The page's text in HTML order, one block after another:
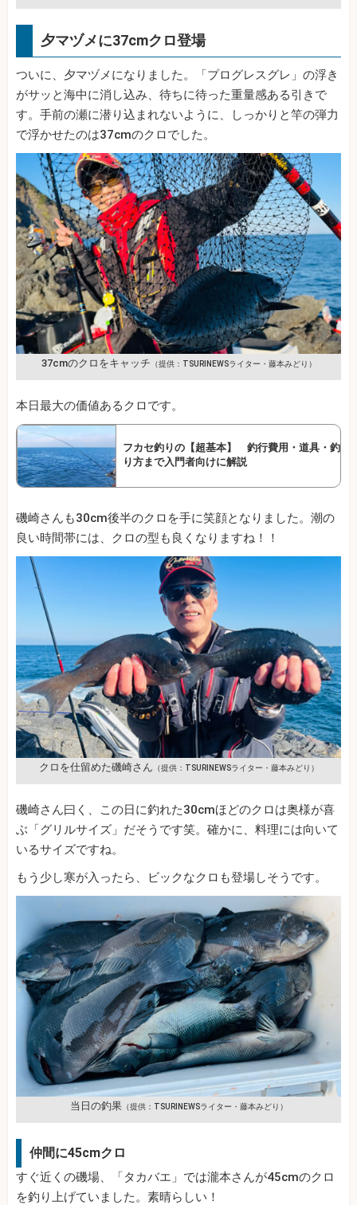
夕マヅメに37cmクロ登場
ついに、夕マヅメになりました。「プログレスグレ」の浮き
がサッと海中に消し込み、待ちに待った重量感ある引きで
す。手前の瀬に潜り込まれないように、しっかりと竿の弾力
で浮かせたのは37cmのクロでした。
37cmのクロをキャッチ （提供：TSURINEWSライター・藤本みどり）
本日最大の価値あるクロです。
フカセ釣りの【超基本】 釣行費用・道具・釣
り方まで入門者向けに解説
磯崎さんも30cm後半のクロを手に笑顔となりました。潮の
良い時間帯には、クロの型も良くなりますね！！
クロを仕留めた磯崎さん （提供：TSURINEWSライター・藤本みどり）
磯崎さん曰く、この日に釣れた30cmほどのクロは奥様が喜
ぶ「グリルサイズ」だそうです笑。確かに、料理には向いて
いるサイズですね。
もう少し寒が入ったら、ビックなクロも登場しそうです。
当日の釣果（提供：TSURINEWSライター・藤本みどり）
仲間に45cmクロ
すぐ近くの磯場、「タカバエ」では瀧本さんが45cmのクロ
を釣り上げていました。素晴らしい！